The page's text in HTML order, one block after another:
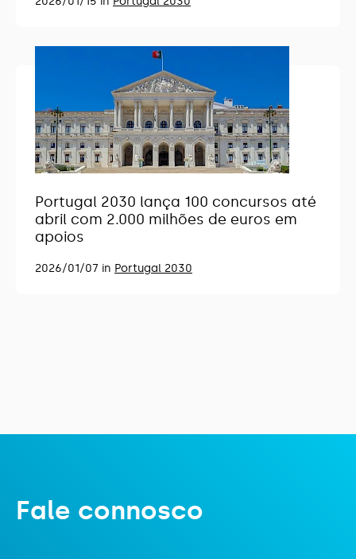
Portugal 2030 lança 100 concursos até
abril com 2.000 milhões de euros em
apoios
2026/01/07 in Portugal 2030
Fale connosco